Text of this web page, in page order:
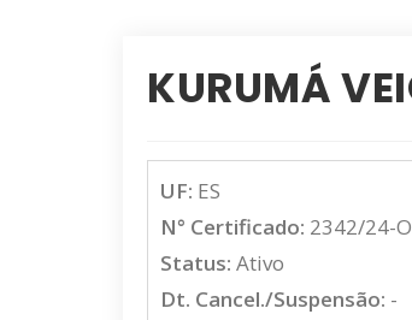
KURUMÁ
UF: ES
N° Certificado: 2342/24-
Status: Ativo
Dt. Cancel./Suspensão: -